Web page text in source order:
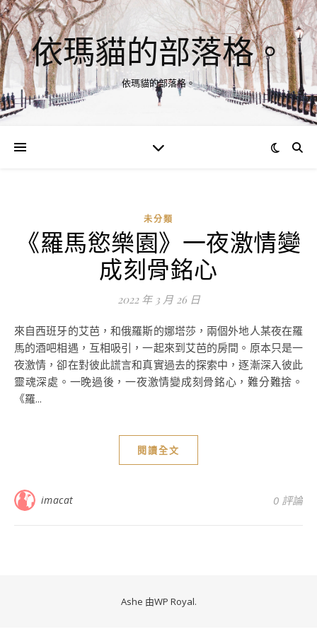
依瑪貓的部落格。
依瑪貓的部落格。
未分類
《羅馬慾樂園》一夜激情變
成刻骨銘心
2022 年 3 月 26 日
來自西班牙的艾芭，和俄羅斯的娜塔莎，兩個外地人某夜在羅
馬的酒吧相遇，互相吸引，一起來到艾芭的房間。原本只是一
夜激情，卻在對彼此謊言和真實過去的探索中，逐漸深入彼此
靈魂深處。一晚過後，一夜激情變成刻骨銘心，難分難捨。
《羅...
閱讀全文
imacat 0 評論
Ashe 由WP Royal.